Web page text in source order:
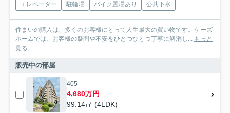
エレベーター 駐輪場 バイク置場あり 公共下水
住まいの購入は、多くのお客様にとって人生最大の買い物です。ケーズ
ホームでは、お客様の疑問や不安をひとつひとつ丁寧に解消し... もっと
見る
販売中の部屋
405
4,680万円
99.14㎡ (4LDK)